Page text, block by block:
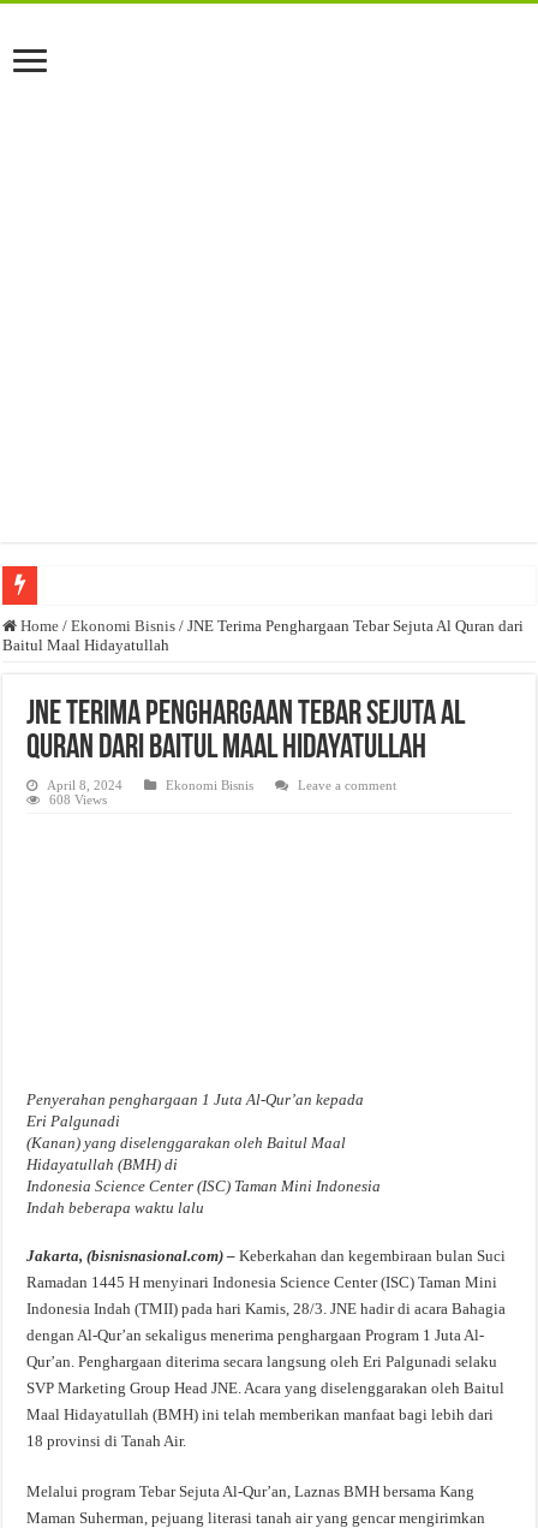
Anda butuh promosi usaha? Kontak ke Email redaksi@bisnisnasional.com
Dibutuhkan Marketing. Lamaran di-email ke redaksi@bisnisnasional.com
Home / Ekonomi Bisnis / JNE Terima Penghargaan Tebar Sejuta Al Quran dari
Baitul Maal Hidayatullah
JNE Terima Penghargaan Tebar Sejuta Al
Quran dari Baitul Maal Hidayatullah
April 8, 2024 Ekonomi Bisnis
Leave a comment
608 Views
Penyerahan penghargaan 1 Juta Al-Qur’an kepada
Eri Palgunadi
(Kanan) yang diselenggarakan oleh Baitul Maal
Hidayatullah (BMH) di
Indonesia Science Center (ISC) Taman Mini Indonesia
Indah beberapa waktu lalu
Jakarta, (bisnisnasional.com) – Keberkahan dan kegembiraan bulan Suci
Ramadan 1445 H menyinari Indonesia Science Center (ISC) Taman Mini
Indonesia Indah (TMII) pada hari Kamis, 28/3. JNE hadir di acara Bahagia
dengan Al-Qur’an sekaligus menerima penghargaan Program 1 Juta Al-
Qur’an. Penghargaan diterima secara langsung oleh Eri Palgunadi selaku
SVP Marketing Group Head JNE. Acara yang diselenggarakan oleh Baitul
Maal Hidayatullah (BMH) ini telah memberikan manfaat bagi lebih dari
18 provinsi di Tanah Air.
Melalui program Tebar Sejuta Al-Qur’an, Laznas BMH bersama Kang
Maman Suherman, pejuang literasi tanah air yang gencar mengirimkan